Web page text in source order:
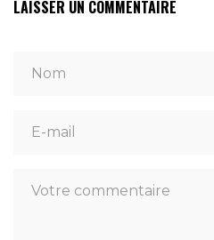
LAISSER UN COMMENTAIRE